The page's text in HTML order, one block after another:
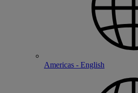
Americas - English